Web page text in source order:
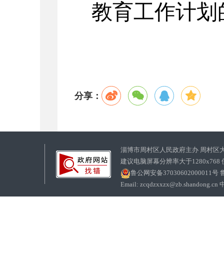
教育工作计
分享：
淄博市周村区人民政府主办 周村区
建议电脑屏幕分辨率大于1280x768
鲁公网安备37030602000011号
Email: zcqdzxxzx@zb.shandong.cn